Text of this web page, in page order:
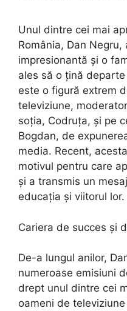
Unul dintre cei mai
România, Dan Negru,
impresionantă și o
ales să o țină
este o figură extrem
televiziune,
soția, Codruța, și pe
Bogdan, de
media. Recent,
motivul pentru care
și a transmis un
educația și viitorul lor.
Cariera de succes și
De-a lungul anilor,
numeroase emisiuni
drept unul dintre cei
oameni de